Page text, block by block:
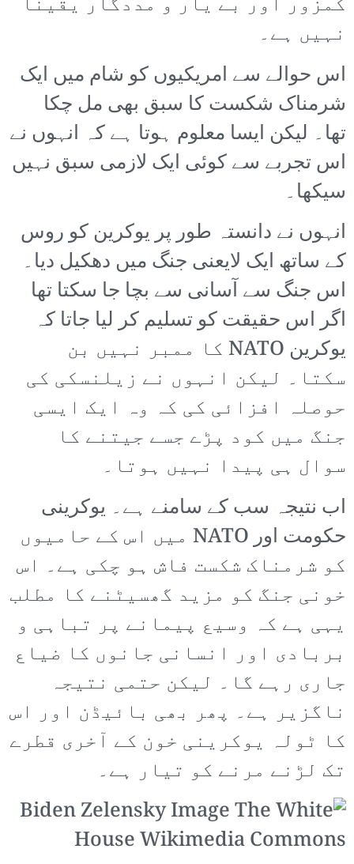
نہیں ہے۔
اس حوالے سے امریکیوں کو شام میں ایک
شرمناک شکست کا سبق بھی مل چکا
تھا۔ لیکن ایسا معلوم ہوتا ہے کہ انہوں نے
اس تجربے سے کوئی ایک لازمی سبق نہیں
سیکھا۔
انہوں نے دانستہ طور پر یوکرین کو روس
کے ساتھ ایک لایعنی جنگ میں دھکیل دیا۔
اس جنگ سے آسانی سے بچا جا سکتا تھا
اگر اس حقیقت کو تسلیم کر لیا جاتا کہ
یوکرین NATO کا ممبر نہیں بن
سکتا۔ لیکن انہوں نے زیلنسکی کی
حوصلہ افزائی کی کہ وہ ایک ایسی
جنگ میں کود پڑے جسے جیتنے کا
سوال ہی پیدا نہیں ہوتا۔
اب نتیجہ سب کے سامنے ہے۔ یوکرینی
حکومت اور NATO میں اس کے حامیوں
کو شرمناک شکست فاش ہو چکی ہے۔ اس
خونی جنگ کو مزید گھسیٹنے کا مطلب
یہی ہے کہ وسیع پیمانے پر تباہی و
بربادی اور انسانی جانوں کا ضیاع
جاری رہے گا۔ لیکن حتمی نتیجہ
ناگزیر ہے۔ پھر بھی بائیڈن اور اس
کا ٹولہ یوکرینی خون کے آخری قطرے
تک لڑنے مرنے کو تیار ہے۔